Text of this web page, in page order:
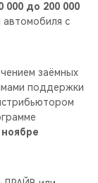
000 до 200 000
автомобиля с
заёмных
поддержки